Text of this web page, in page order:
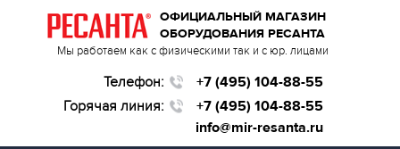
ОФИЦИАЛЬНЫЙ МАГАЗИН
ОБОРУДОВАНИЯ РЕСАНТА
Мы работаем как с физическими так и с юр. лицами
Телефон:
+7 (495) 104-88-55
Горячая линия:
+7 (495) 104-88-55
info@mir-resanta.ru